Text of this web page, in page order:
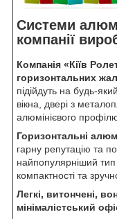
Системи
компанії
Компанія «Кіїв
горизонтальних
підійдуть на будь-
вікна, двері з
алюмінієвого
Горизонтальні
гарну репутацію та
найпопулярніший тип
компактності та
Легкі, витончені,
мінімалістський